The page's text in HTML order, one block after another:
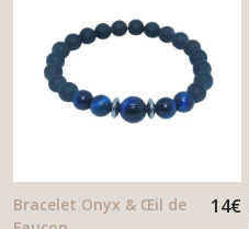
Bracelet Onyx & Œil de
14€